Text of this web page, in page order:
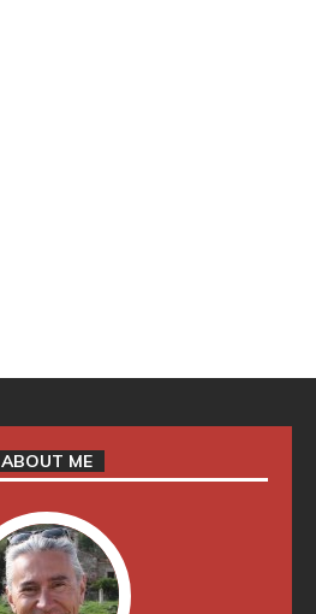
ABOUT ME